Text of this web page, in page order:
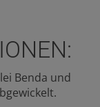
Benda und